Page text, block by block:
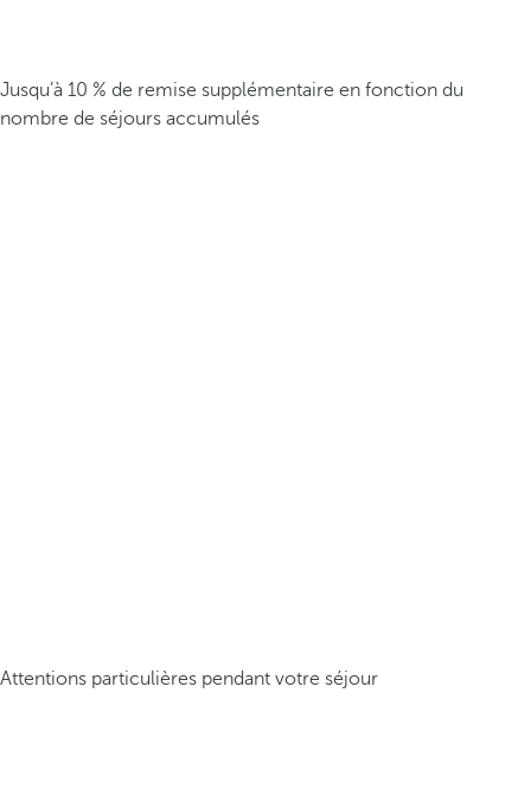
Jusqu’à 10 % de remise supplémentaire en fonction du
nombre de séjours accumulés
Attentions particulières pendant votre séjour